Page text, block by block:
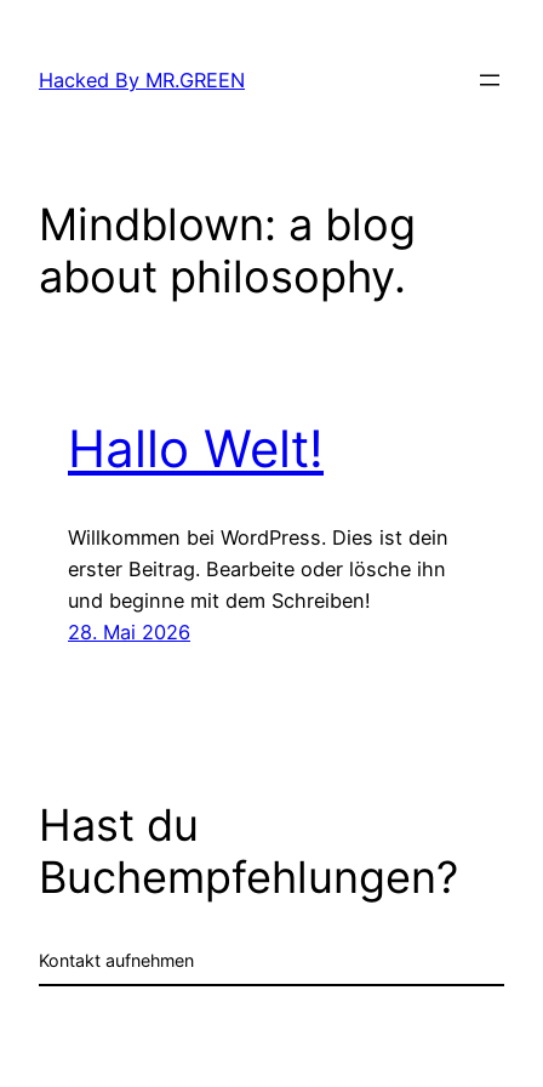
springen
Hacked By MR.GREEN
Mindblown: a blog
about philosophy.
Hallo Welt!
Willkommen bei WordPress. Dies ist dein
erster Beitrag. Bearbeite oder lösche ihn
und beginne mit dem Schreiben!
28. Mai 2026
Hast du
Buchempfehlungen?
Kontakt aufnehmen